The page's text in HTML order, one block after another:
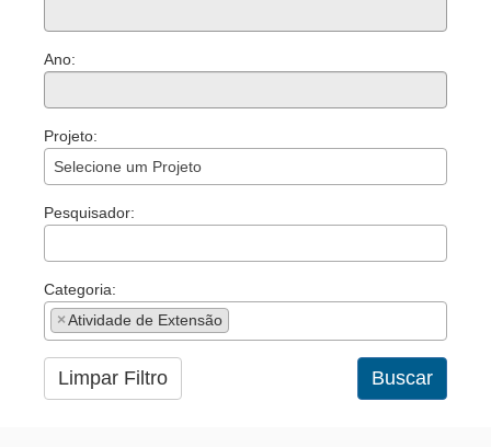
Ano:
Projeto:
Selecione um Projeto
Pesquisador:
Categoria:
×Atividade de Extensão
Limpar Filtro Buscar